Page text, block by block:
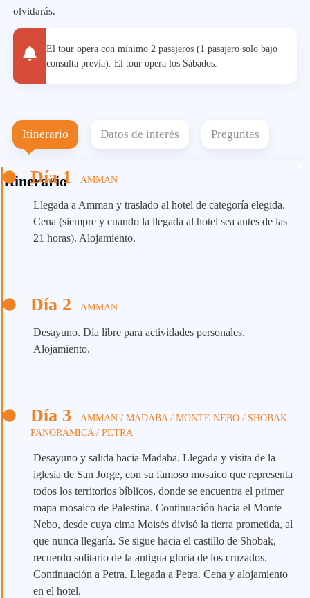
olvidarás.
El tour opera con mínimo 2 pasajeros (1 pasajero solo bajo
consulta previa). El tour opera los Sábados.
Itinerario Datos de interés Preguntas
Itinerario
Día 1 AMMAN
Llegada a Amman y traslado al hotel de categoría elegida.
Cena (siempre y cuando la llegada al hotel sea antes de las
21 horas). Alojamiento.
Día 2 AMMAN
Desayuno. Día libre para actividades personales.
Alojamiento.
Día 3
AMMAN / MADABA / MONTE NEBO / SHOBAK
PANORÁMICA / PETRA
Desayuno y salida hacia Madaba. Llegada y visita de la
iglesia de San Jorge, con su famoso mosaico que representa
todos los territorios bíblicos, donde se encuentra el primer
mapa mosaico de Palestina. Continuación hacia el Monte
Nebo, desde cuya cima Moisés divisó la tierra prometida, al
que nunca llegaría. Se sigue hacia el castillo de Shobak,
recuerdo solitario de la antigua gloria de los cruzados.
Continuación a Petra. Llegada a Petra. Cena y alojamiento
en el hotel.